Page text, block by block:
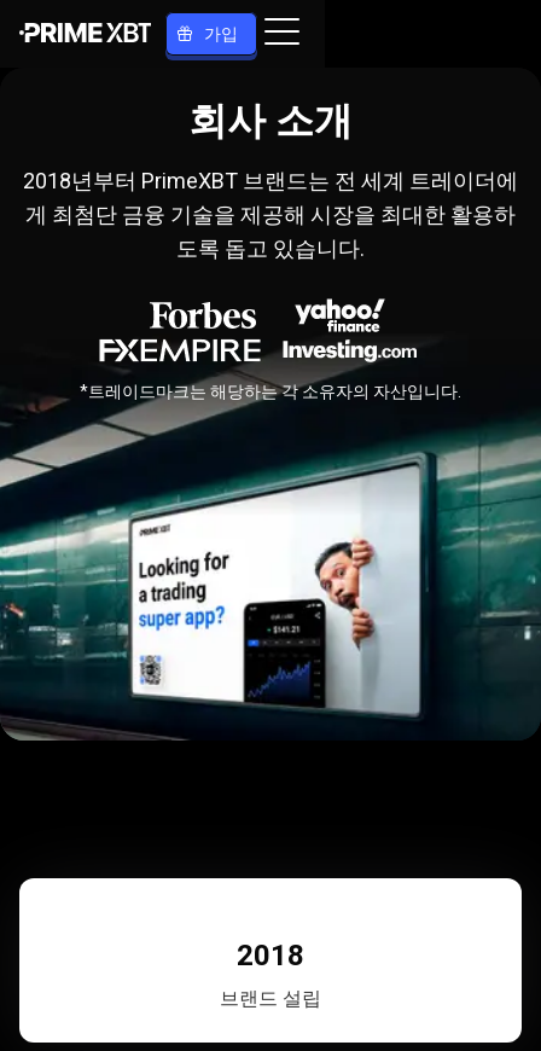
가입
회사 소개
2018년부터 PrimeXBT 브랜드는 전 세계 트레이더에
게 최첨단 금융 기술을 제공해 시장을 최대한 활용하
도록 돕고 있습니다.
*트레이드마크는 해당하는 각 소유자의 자산입니다.
2018
브랜드 설립